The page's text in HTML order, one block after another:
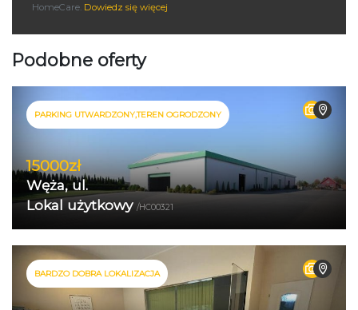
HomeCare. Dowiedz się więcej
Podobne oferty
PARKING UTWARDZONY,TEREN OGRODZONY
15000zł
Węża, ul.
Lokal użytkowy /HC00321
BARDZO DOBRA LOKALIZACJA